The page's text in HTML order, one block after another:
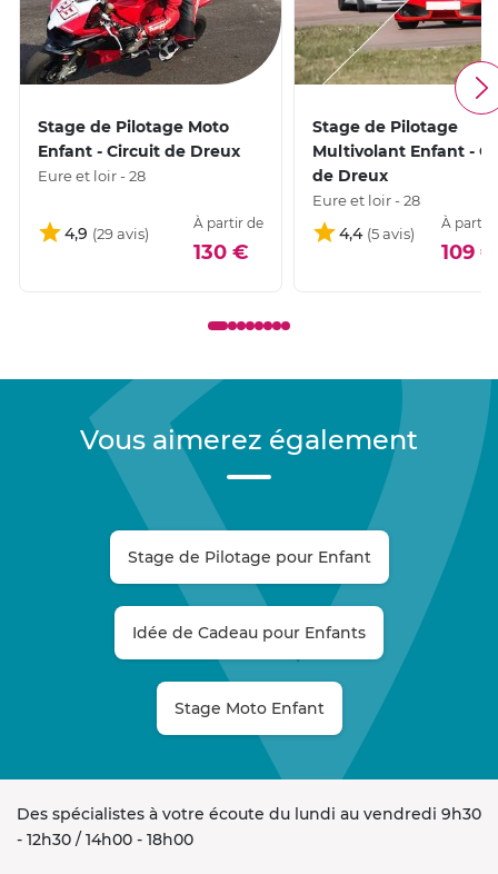
Stage de Pilotage Moto
Enfant - Circuit de Dreux
Eure et loir - 28
4,9
À partir de
130 €
Stage de Pilotage
Multivolant Enfant -
de Dreux
Eure et loir - 28
4,4
À partir
109 €
Vous aimerez également
Stage de Pilotage pour Enfant
Idée de Cadeau pour Enfants
Stage Moto Enfant
Des spécialistes à votre écoute du lundi au vendredi 9h30
- 12h30 / 14h00 - 18h00